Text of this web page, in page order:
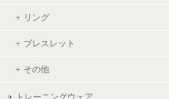
リング
ブレスレット
その他
トレーニングウェア